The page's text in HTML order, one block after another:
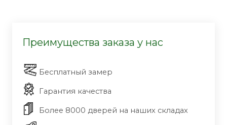
Преимущества заказа у нас
Бесплатный замер
Гарантия качества
Более 8000 дверей на наших складах